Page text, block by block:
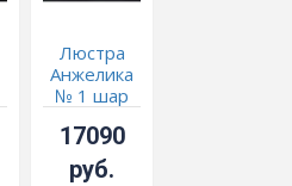
Люстра
Анжелика
№ 1 шар
черная
17090
руб.